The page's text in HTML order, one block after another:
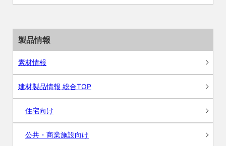
製品情報
素材情報
建材製品情報 総合TOP
住宅向け
公共・商業施設向け